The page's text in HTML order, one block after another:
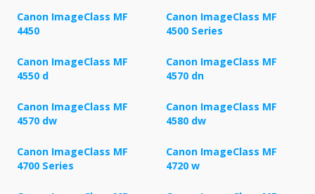
Canon ImageClass MF
4450
Canon ImageClass MF
4500 Series
Canon ImageClass MF
4550 d
Canon ImageClass MF
4570 dn
Canon ImageClass MF
4570 dw
Canon ImageClass MF
4580 dw
Canon ImageClass MF
4700 Series
Canon ImageClass MF
4720 w